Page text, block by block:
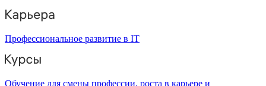
Профессиональное развитие в IT
Обучение для смены профессии, роста в карьере и